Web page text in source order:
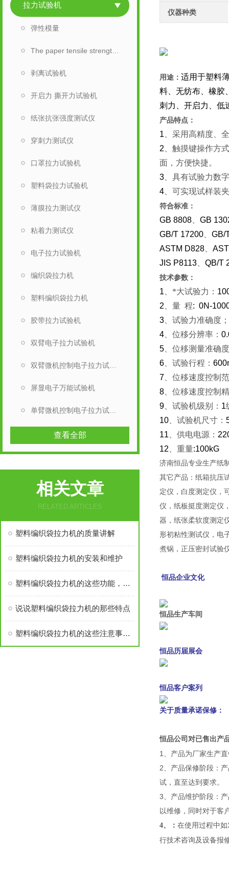
仪器种类
用途： 适用于塑料
料、无纺布、橡胶
刺力、开启力、低
产品特点：
1 、采用高精度、
2 、触摸键操作方
面，方便快捷。
3 、具有试验力数
4 、可实现试样装
符合标准：
GB 8808
GB
GB/T 17200
GB/
ASTM D828
JIS P8113
QB/T
技术参数：
1 、*大试验力：
2
量 程: 0N-
3
试验力准确度
4
位移分辨率：
5
位移测量准确
6
试验行程：
7
位移速度控制
8 、位移速度控制
9 、试验机级别： 1
10 、试验机尺寸：
11 、供电电源：
12 、重量:100kG
济南恒品专业生产纸
其它产品：纸箱抗压
定仪，白度测定仪，
仪，纸板挺度测定仪
器，纸张柔软度测定
形初粘性测试仪，电
煮锅，正压密封试验
恒品企业文化
恒品生产车间
恒品历届展会
恒品客户案列
关于质量承诺保修：
恒品公司对已售出产
1
、产品为厂家生产
2 、产品保修阶段：
试，直至达到要求。
3 、产品维护阶段：
以维修，同时对于客
4、： 在使用过程中
行技术咨询及设备报
拉力试验机
弹性模量
剥离试验机
开启力 撕开力试验机
纸张抗张强度测试仪
穿刺力测试仪
口罩拉力试验机
塑料袋拉力试验机
薄膜拉力测试仪
粘着力测试仪
电子拉力试验机
编织袋拉力机
塑料编织袋拉力机
胶带拉力试验机
双臂电子拉力试验机
屏显电子万能试验机
查看全部
相关文章
RELATED ARTICLES
塑料编织袋拉力机的质量讲解
塑料编织袋拉力机的安装和维护
塑料编织袋拉力机的这些功能，您都了解吗
说说塑料编织袋拉力机的那些特点
塑料编织袋拉力机的这些注意事项，你必须知道